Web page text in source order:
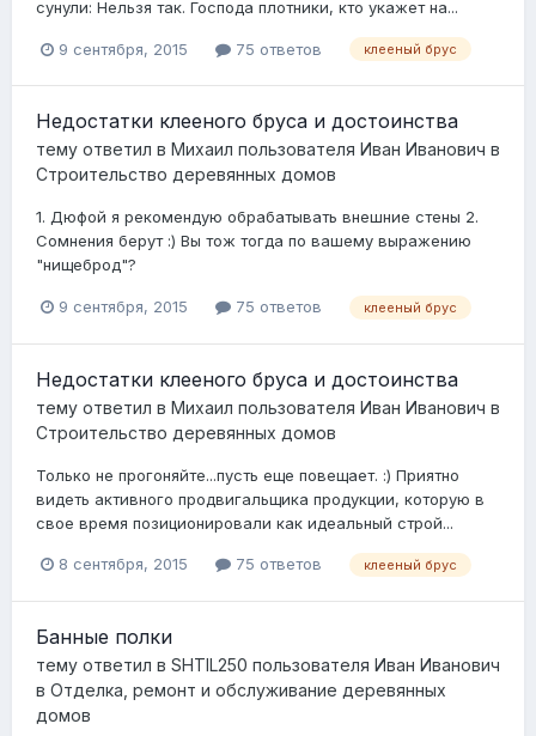
сунули: Нельзя так. Господа плотники, кто укажет на...
9 сентября, 2015 75 ответов клееный брус
Недостатки клееного бруса и достоинства
тему ответил в Михаил пользователя Иван Иванович в
Строительство деревянных домов
1. Дюфой я рекомендую обрабатывать внешние стены 2.
Сомнения берут :) Вы тож тогда по вашему выражению
"нищеброд"?
9 сентября, 2015 75 ответов клееный брус
Недостатки клееного бруса и достоинства
тему ответил в Михаил пользователя Иван Иванович в
Строительство деревянных домов
Только не прогоняйте...пусть еще повещает. :) Приятно
видеть активного продвигальщика продукции, которую в
свое время позиционировали как идеальный строй...
8 сентября, 2015 75 ответов клееный брус
Банные полки
тему ответил в SHTIL250 пользователя Иван Иванович
в Отделка, ремонт и обслуживание деревянных
домов